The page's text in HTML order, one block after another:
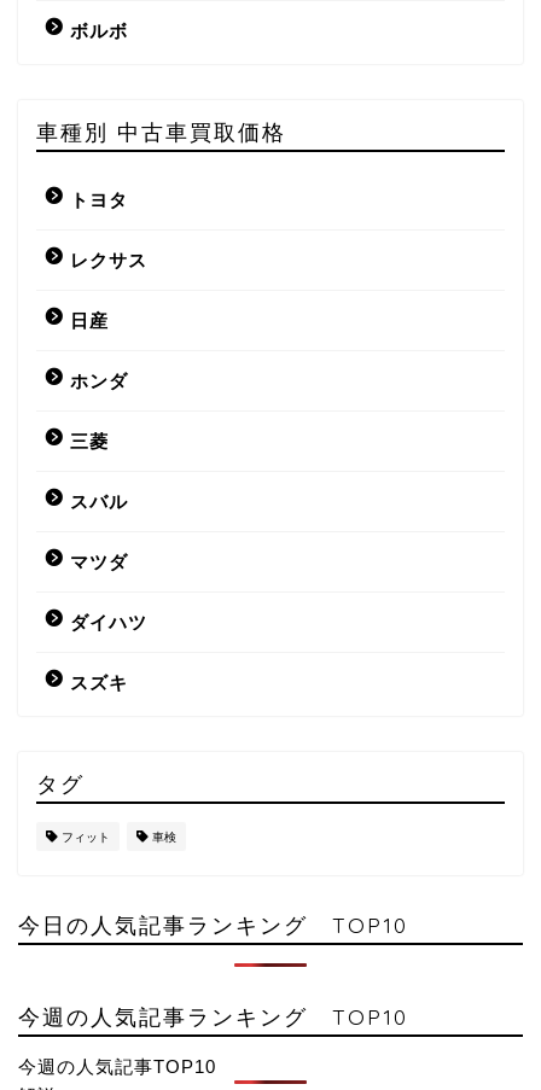
ボルボ
車種別 中古車買取価格
トヨタ
レクサス
日産
ホンダ
三菱
スバル
マツダ
ダイハツ
スズキ
タグ
フィット 車検
今日の人気記事ランキング TOP10
今週の人気記事ランキング TOP10
今週の人気記事TOP10